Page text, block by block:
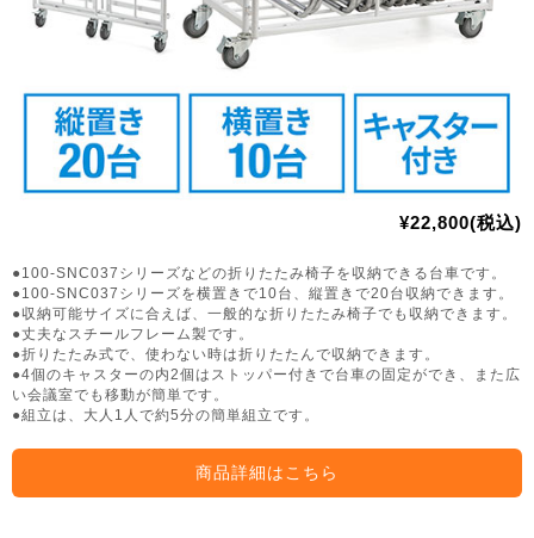
¥22,800(税込)
●100-SNC037シリーズなどの折りたたみ椅子を収納できる台車です。
●100-SNC037シリーズを横置きで10台、縦置きで20台収納できます。
●収納可能サイズに合えば、一般的な折りたたみ椅子でも収納できます。
●丈夫なスチールフレーム製です。
●折りたたみ式で、使わない時は折りたたんで収納できます。
●4個のキャスターの内2個はストッパー付きで台車の固定ができ、また広
い会議室でも移動が簡単です。
●組立は、大人1人で約5分の簡単組立です。
商品詳細はこちら